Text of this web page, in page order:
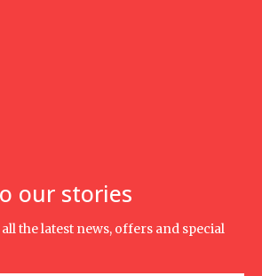
our stories
the latest news, offers and special